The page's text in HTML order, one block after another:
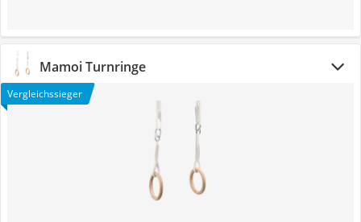
Mamoi Turnringe
Vergleichssieger